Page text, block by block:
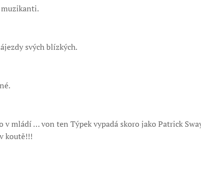
muzikanti.
svých blízkých.
mládí … von ten Týpek vypadá skoro jako Patrick
koutě!!!